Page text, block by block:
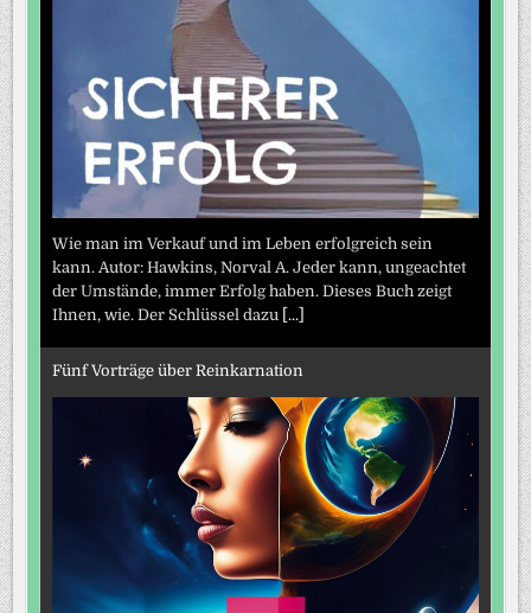
Wie man im Verkauf und im Leben erfolgreich sein
kann. Autor: Hawkins, Norval A. Jeder kann, ungeachtet
der Umstände, immer Erfolg haben. Dieses Buch zeigt
Ihnen, wie. Der Schlüssel dazu [...]
Fünf Vorträge über Reinkarnation